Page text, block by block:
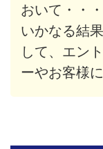
おいて・・・
いかなる結
して、エン
ーやお客様